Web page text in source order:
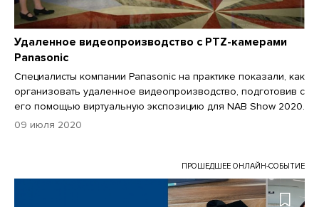
Удаленное видеопроизводство с PTZ-камерами
Panasonic
Специалисты компании Panasonic на практике показали, как
организовать удаленное видеопроизводство, подготовив с
его помощью виртуальную экспозицию для NAB Show 2020.
09 июля 2020
ПРОШЕДШЕЕ ОНЛАЙН-СОБЫТИЕ